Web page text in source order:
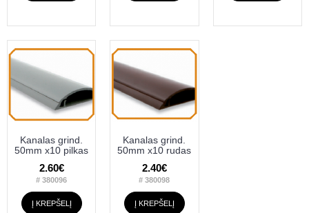
Kanalas grind.
50mm x10 pilkas
2.60€
# 380096
Į KREPŠELĮ
Kanalas grind.
50mm x10 rudas
2.40€
# 380098
Į KREPŠELĮ